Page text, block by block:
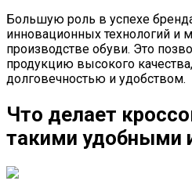
Большую роль в успехе
инновационных технологий и
производстве обуви. Это
продукцию высокого качества,
долговечностью и удобством.
Что делает
такими удобными